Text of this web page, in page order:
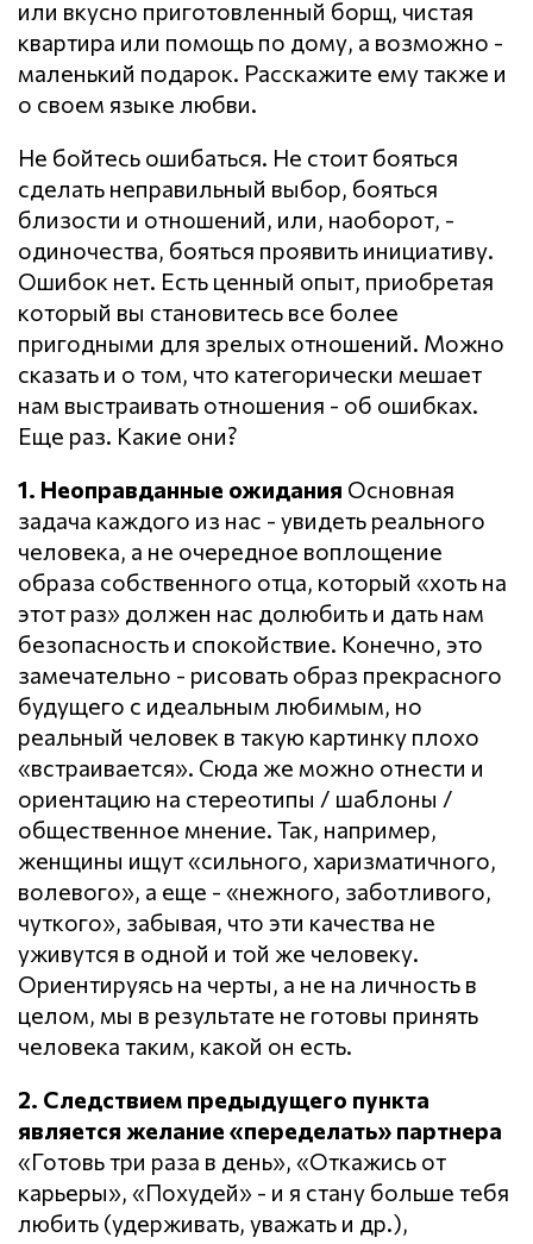
или вкусно приготовленный борщ, чистая
квартира или помощь по дому, а возможно -
маленький подарок. Расскажите ему также и
о своем языке любви.
Не бойтесь ошибаться. Не стоит бояться
сделать неправильный выбор, бояться
близости и отношений, или, наоборот, -
одиночества, бояться проявить инициативу.
Ошибок нет. Есть ценный опыт, приобретая
который вы становитесь все более
пригодными для зрелых отношений. Можно
сказать и о том, что категорически мешает
нам выстраивать отношения - об ошибках.
Еще раз. Какие они?
1. Неоправданные ожидания Основная
задача каждого из нас - увидеть реального
человека, а не очередное воплощение
образа собственного отца, который «хоть на
этот раз» должен нас долюбить и дать нам
безопасность и спокойствие. Конечно, это
замечательно - рисовать образ прекрасного
будущего с идеальным любимым, но
реальный человек в такую картинку плохо
«встраивается». Сюда же можно отнести и
ориентацию на стереотипы / шаблоны /
общественное мнение. Так, например,
женщины ищут «сильного, харизматичного,
волевого», а еще - «нежного, заботливого,
чуткого», забывая, что эти качества не
уживутся в одной и той же человеку.
Ориентируясь на черты, а не на личность в
целом, мы в результате не готовы принять
человека таким, какой он есть.
2. Следствием предыдущего пункта
является желание «переделать» партнера
«Готовь три раза в день», «Откажись от
карьеры», «Похудей» - и я стану больше тебя
любить (удерживать, уважать и др.),